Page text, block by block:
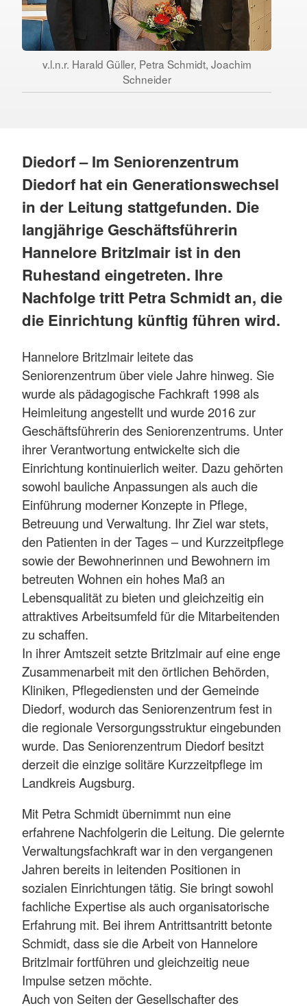
v.l.n.r. Harald Güller, Petra Schmidt, Joachim
Schneider
Diedorf – Im Seniorenzentrum
Diedorf hat ein Generationswechsel
in der Leitung stattgefunden. Die
langjährige Geschäftsführerin
Hannelore Britzlmair ist in den
Ruhestand eingetreten. Ihre
Nachfolge tritt Petra Schmidt an, die
die Einrichtung künftig führen wird.
Hannelore Britzlmair leitete das
Seniorenzentrum über viele Jahre hinweg. Sie
wurde als pädagogische Fachkraft 1998 als
Heimleitung angestellt und wurde 2016 zur
Geschäftsführerin des Seniorenzentrums. Unter
ihrer Verantwortung entwickelte sich die
Einrichtung kontinuierlich weiter. Dazu gehörten
sowohl bauliche Anpassungen als auch die
Einführung moderner Konzepte in Pflege,
Betreuung und Verwaltung. Ihr Ziel war stets,
den Patienten in der Tages – und Kurzzeitpflege
sowie der Bewohnerinnen und Bewohnern im
betreuten Wohnen ein hohes Maß an
Lebensqualität zu bieten und gleichzeitig ein
attraktives Arbeitsumfeld für die Mitarbeitenden
zu schaffen.
In ihrer Amtszeit setzte Britzlmair auf eine enge
Zusammenarbeit mit den örtlichen Behörden,
Kliniken, Pflegediensten und der Gemeinde
Diedorf, wodurch das Seniorenzentrum fest in
die regionale Versorgungsstruktur eingebunden
wurde. Das Seniorenzentrum Diedorf besitzt
derzeit die einzige solitäre Kurzzeitpflege im
Landkreis Augsburg.
Mit Petra Schmidt übernimmt nun eine
erfahrene Nachfolgerin die Leitung. Die gelernte
Verwaltungsfachkraft war in den vergangenen
Jahren bereits in leitenden Positionen in
sozialen Einrichtungen tätig. Sie bringt sowohl
fachliche Expertise als auch organisatorische
Erfahrung mit. Bei ihrem Antrittsantritt betonte
Schmidt, dass sie die Arbeit von Hannelore
Britzlmair fortführen und gleichzeitig neue
Impulse setzen möchte.
Auch von Seiten der Gesellschafter des